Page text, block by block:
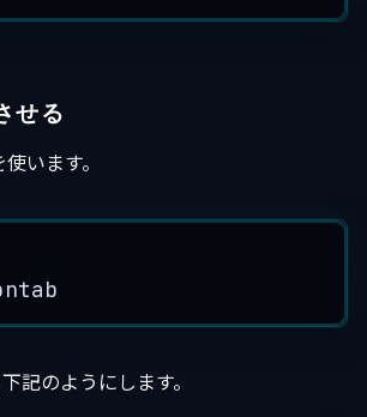
せる
います。
記のようにします。